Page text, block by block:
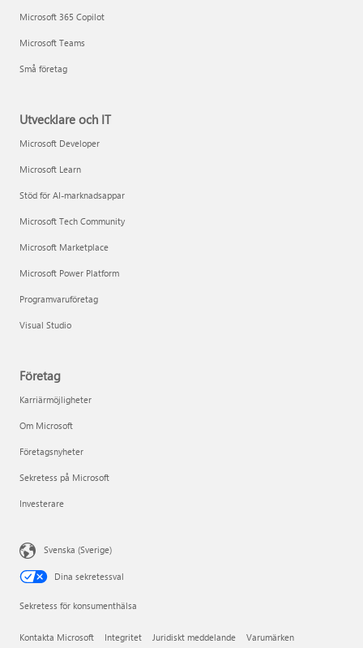
Microsoft 365 Copilot
Microsoft Teams
Små företag
Utvecklare och IT
Microsoft Developer
Microsoft Learn
Stöd för AI-marknadsappar
Microsoft Tech Community
Microsoft Marketplace
Microsoft Power Platform
Programvaruföretag
Visual Studio
Företag
Karriärmöjligheter
Om Microsoft
Företagsnyheter
Sekretess på Microsoft
Investerare
Svenska (Sverige)
Dina sekretessval
Sekretess för konsumenthälsa
Kontakta Microsoft Integritet Juridiskt meddelande Varumärken